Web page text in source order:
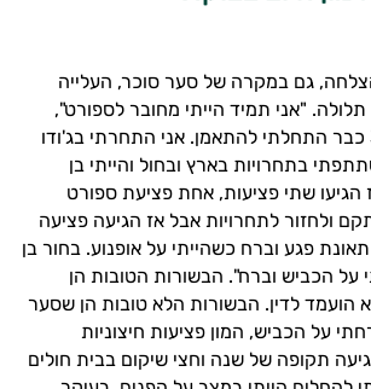
גם במקרה של סער סוכר, העלייה
"אני תמיד הייתי מחובר לספורט",
מספר סוכר, "מגיל 3 כבר התחלתי להתאמן. אני התחרתי בג'ודו
עד גיל 1, השתתפתי בתחרויות בארץ ובחול והייתי בן
הגיעו שתי פציעות, אחת פציעת ספורט
ולחזור לתחרויות אבל אז הגיעה פציעה
פגע וברח כשהייתי על אופנוע. בחור בן
על הכביש וברח". הבשורות הטובות הן
הועמד לדין. הבשורות הלא טובות הן שסער
על הכביש, המון פציעות חיצוניות
תקופה של שנה וחצי שיקום בבית חולים